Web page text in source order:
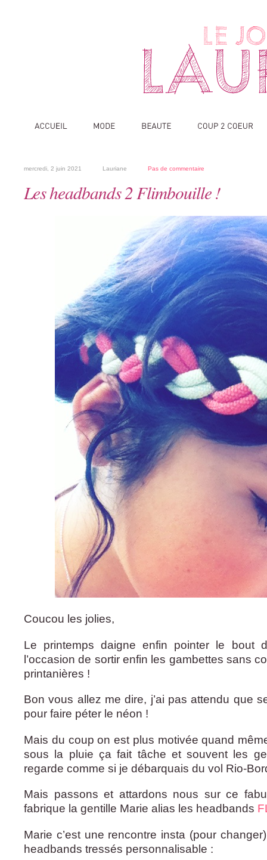
mercredi, 2 juin 2021 Lauriane Pas de commentaire
Les headbands 2 Flimbouille !
Coucou les jolies,
Le printemps daigne enfin pointer le bout
l’occasion de sortir enfin les gambettes sans
printanières !
Bon vous allez me dire, j’ai pas attendu que
pour faire péter le néon !
Mais du coup on est plus motivée quand
sous la pluie ça fait tâche et souvent les
regarde comme si je débarquais du vol Rio-
Mais passons et attardons nous sur ce
fabrique la gentille Marie alias les headbands
Marie c’est une rencontre insta (pour
headbands tressés personnalisable :